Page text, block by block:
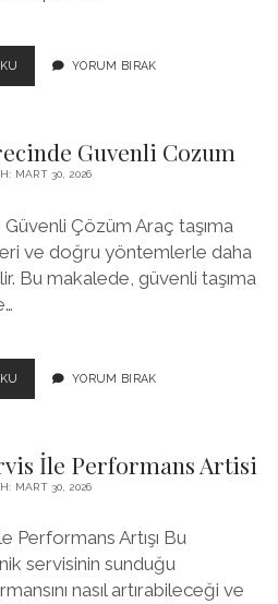
METRICS
STORAGE
PERFORMANCE
YORUM BIRAK
Guvenli Cozum
MART 30, 2026
Çözüm Araç taşıma
ve doğru yöntemlerle daha
Bu makalede, güvenli taşıma
TASIMA
COZUM
YORUM BIRAK
İle Performans Artisi
MART 30, 2026
Performans Artışı Bu
servisinin sunduğu
nasıl artırabileceği ve